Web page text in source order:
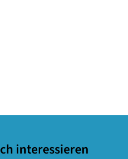
interessieren